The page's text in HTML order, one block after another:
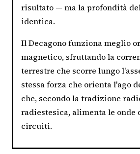
risultato — ma la profondità
identica.
Il Decagono funziona meglio
magnetico, sfruttando la
terrestre che scorre lungo
stessa forza che orienta l'ago
che, secondo la tradizione
radiestesica, alimenta le onde
circuiti.